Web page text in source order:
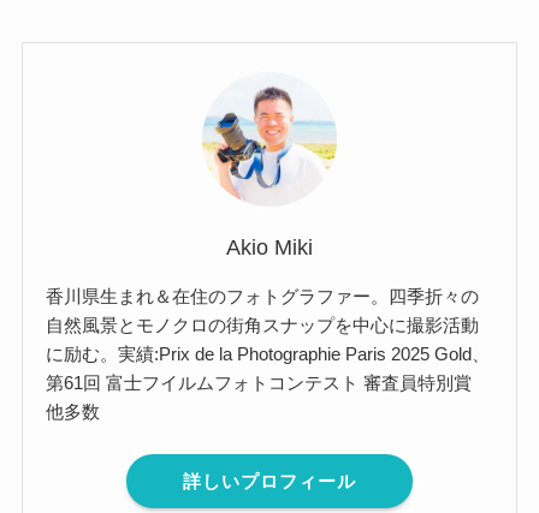
Akio Miki
香川県生まれ＆在住のフォトグラファー。四季折々の
自然風景とモノクロの街角スナップを中心に撮影活動
に励む。実績:Prix de la Photographie Paris 2025 Gold、
第61回 富士フイルムフォトコンテスト 審査員特別賞
他多数
詳しいプロフィール